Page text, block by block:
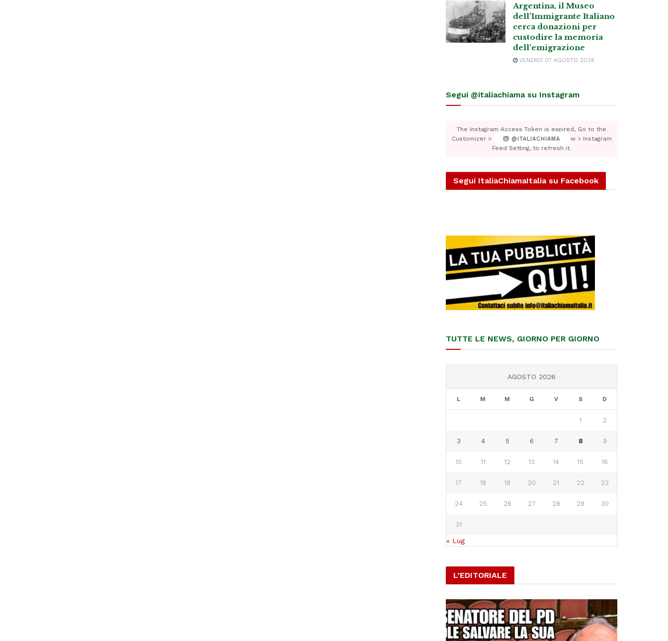
Argentina, il Museo
dell’Immigrante Italiano
cerca donazioni per
custodire la memoria
dell’emigrazione
VENERDÌ 07 AGOSTO 2026
Segui @italiachiama su Instagram
@ITALIACHIAMA
The Instagram Access Token is expired, Go to the
Customizer > JNews : Social, Like & View > Instagram
Feed Setting, to refresh it.
Segui ItaliaChiamaItalia su Facebook
TUTTE LE NEWS, GIORNO PER GIORNO
AGOSTO 2026
L M M G V S D
1 2
3 4 5 6 7 8 9
10 11 12 13 14 15 16
17 18 19 20 21 22 23
24 25 26 27 28 29 30
31
« Lug
L’EDITORIALE